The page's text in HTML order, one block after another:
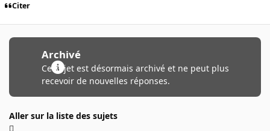
Citer
Archivé
Ce sujet est désormais archivé et ne peut plus
recevoir de nouvelles réponses.
Aller sur la liste des sujets